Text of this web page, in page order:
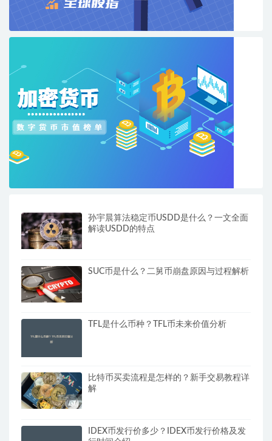
孙宇晨算法稳定币USDD是什么？一文全面
解读USDD的特点
SUC币是什么？二舅币崩盘原因与过程解析
TFL是什么币种？TFL币未来价值分析
比特币买卖流程是怎样的？新手交易教程详
解
IDEX币发行价多少？IDEX币发行价格及发